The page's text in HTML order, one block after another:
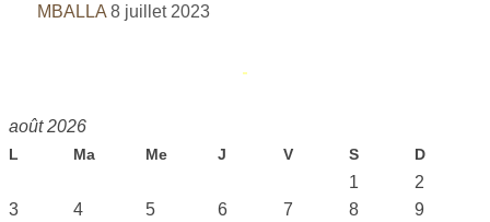
MBALLA 8 juillet 2023
août 2026
L Ma Me J V S D
1
2
3
4 5 6 7 8
9